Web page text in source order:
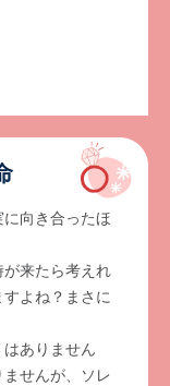
向き合ったほ
来たら考えれ
よね？まさに
ありません
せんが、ソレ